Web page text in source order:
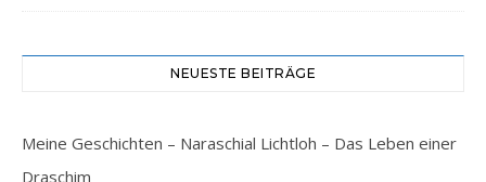
NEUESTE BEITRÄGE
Meine Geschichten – Naraschial Lichtloh – Das Leben einer
Draschim